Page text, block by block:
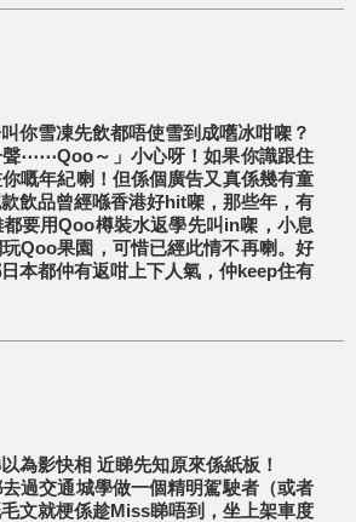
叫你雪凍先飲都唔使雪到成嚿冰咁㗎？
聲⋯⋯Qoo～」小心呀！如果你識跟住
嘅年紀喇！但係個廣告又真係幾有童
飲品曾經喺香港好hit㗎，那些年，有
要用Qoo樽裝水返學先叫in㗎，小息
Qoo果園，可惜已經此情不再喇。好
本都仲有返咁上下人氣，仲keep住有
為影快相 近睇先知原來係紙板！
過交通城學做一個精明駕駛者（或者
文就梗係趁Miss睇唔到，坐上架車度